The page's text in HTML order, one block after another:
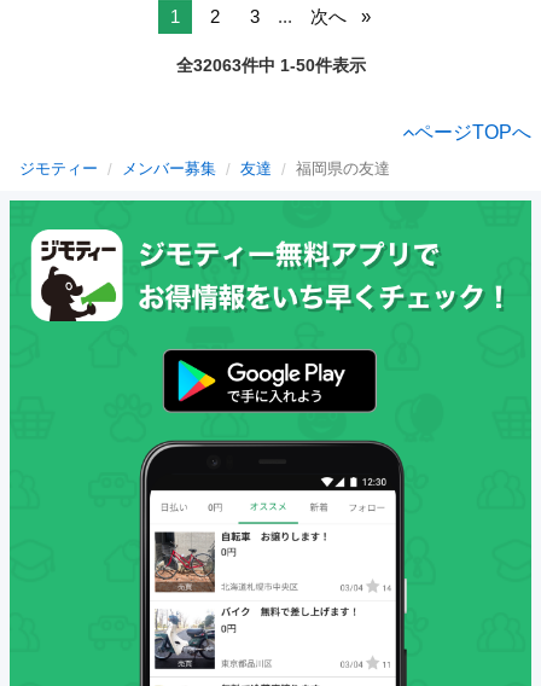
1 2 3 ... 次へ
全32063件中 1-50件表示
ページTOPへ
ジモティー メンバー募集 友達 福岡県の友達